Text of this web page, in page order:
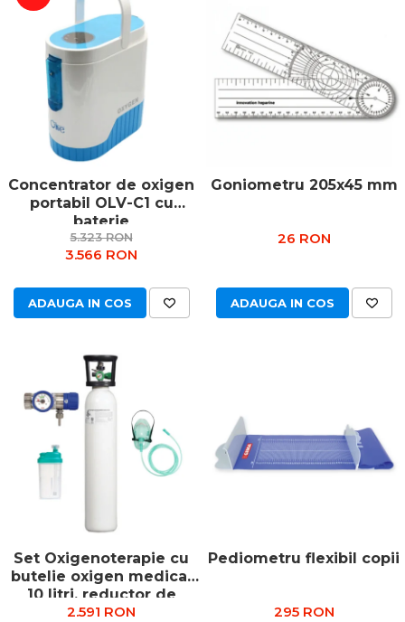
Concentrator de oxigen
portabil OLV-C1 cu
baterie
5.323 RON
3.566 RON
ADAUGA IN COS
Goniometru 205x45 mm
26 RON
ADAUGA IN COS
Set Oxigenoterapie cu
butelie oxigen medical
10 litri, reductor de
presiune, umidificator &
2.591 RON
Pediometru flexibil copii
295 RON